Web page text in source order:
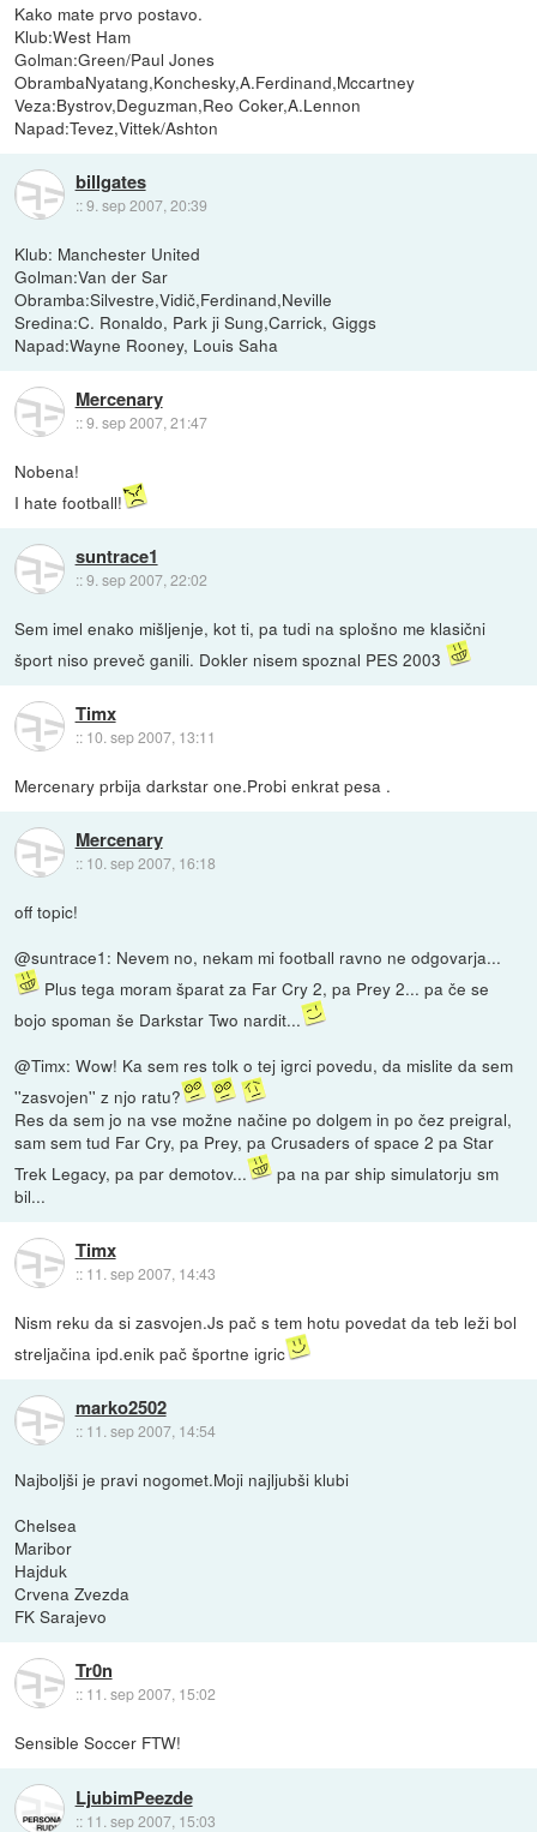
Kako mate prvo postavo.
Klub:West Ham
Golman:Green/Paul Jones
ObrambaNyatang,Konchesky,A.Ferdinand,Mccartney
Veza:Bystrov,Deguzman,Reo Coker,A.Lennon
Napad:Tevez,Vittek/Ashton
billgates
::9. sep 2007, 20:39
Klub: Manchester United
Golman:Van der Sar
Obramba:Silvestre,Vidič,Ferdinand,Neville
Sredina:C. Ronaldo, Park ji Sung,Carrick, Giggs
Napad:Wayne Rooney, Louis Saha
Mercenary
::9. sep 2007, 21:47
Nobena!
I hate football!
suntrace1
::9. sep 2007, 22:02
Sem imel enako mišljenje, kot ti, pa tudi na splošno me klasični
šport niso preveč ganili. Dokler nisem spoznal PES 2003
Timx
:: 10. sep 2007, 13:11
Mercenary prbija darkstar one.Probi enkrat pesa .
Mercenary
:: 10. sep 2007, 16:18
off topic!
@suntrace1: Nevem no, nekam mi football ravno ne odgovarja...
Plus tega moram šparat za Far Cry 2, pa Prey 2... pa če se
bojo spoman še Darkstar Two nardit...
@Timx: Wow! Ka sem res tolk o tej igrci povedu, da mislite da sem
''zasvojen'' z njo ratu?
Res da sem jo na vse možne načine po dolgem in po čez preigral,
sam sem tud Far Cry, pa Prey, pa Crusaders of space 2 pa Star
Trek Legacy, pa par demotov...
pa na par ship simulatorju sm
bil...
Timx
:: 11. sep 2007, 14:43
Nism reku da si zasvojen.Js pač s tem hotu povedat da teb leži bol
streljačina ipd.enik pač športne igric
marko2502
:: 11. sep 2007, 14:54
Najboljši je pravi nogomet.Moji najljubši klubi
Chelsea
Maribor
Hajduk
Crvena Zvezda
FK Sarajevo
Tr0n
:: 11. sep 2007, 15:02
Sensible Soccer FTW!
LjubimPeezde
:: 11. sep 2007, 15:03